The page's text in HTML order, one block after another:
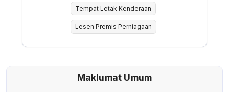
Tempat Letak Kenderaan
Lesen Premis Perniagaan
Maklumat Umum